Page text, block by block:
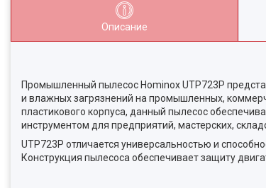
Описание
Промышленный пылесос Hominox UTP723P
и влажных загрязнений на промышленных,
пластикового корпуса, данный пылесос
инструментом для предприятий, мастерских,
UTP723P отличается универсальностью и
Конструкция пылесоса обеспечивает защиту